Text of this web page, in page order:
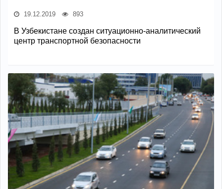
19.12.2019 893
В Узбекистане создан ситуационно-аналитический
центр транспортной безопасности